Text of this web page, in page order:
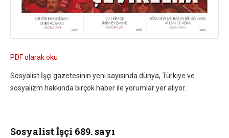
PDF olarak oku
Sosyalist İşçi gazetesinin yeni sayısında dünya, Türkiye ve
sosyalizm hakkında birçok haber ile yorumlar yer alıyor.
Sosyalist İşçi 689. sayı